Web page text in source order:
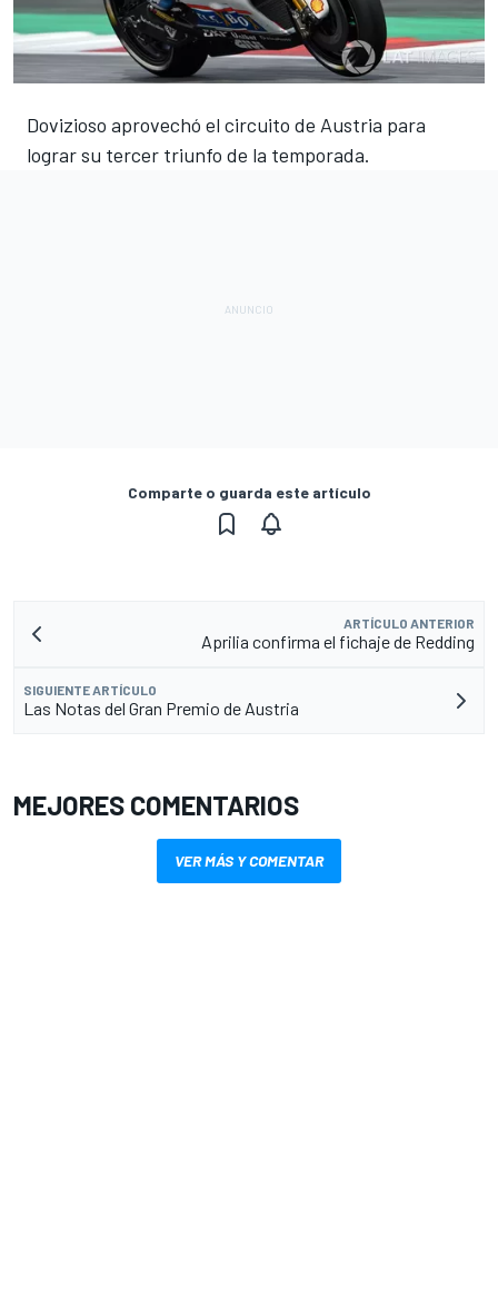
Dovizioso aprovechó el circuito de Austria para
lograr su tercer triunfo de la temporada.
Comparte o guarda este artículo
ARTÍCULO ANTERIOR
Aprilia confirma el fichaje de Redding
SIGUIENTE ARTÍCULO
Las Notas del Gran Premio de Austria
MEJORES COMENTARIOS
VER MÁS Y COMENTAR